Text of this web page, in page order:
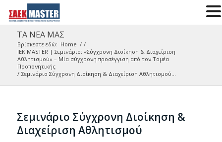
ΤΑ ΝΕΑ ΜΑΣ
Βρίσκεστε εδώ: Home / /
IEK MASTER | Σεμινάριο: «Σύγχρονη Διοίκηση & Διαχείριση
Αθλητισμού» – Μία σύγχρονη προσέγγιση από τον Τομέα
Προπονητικής
/ Σεμινάριο Σύγχρονη Διοίκηση & Διαχείριση Αθλητισμού...
Σεμινάριο Σύγχρονη Διοίκηση &
Διαχείριση Αθλητισμού